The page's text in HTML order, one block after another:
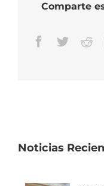
Comparte
Facebook
Twitter
Noticias